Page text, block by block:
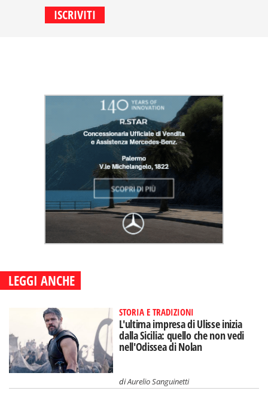
LEGGI ANCHE
STORIA E TRADIZIONI
L'ultima impresa di Ulisse inizia
dalla Sicilia: quello che non vedi
nell'Odissea di Nolan
diAurelio Sanguinetti